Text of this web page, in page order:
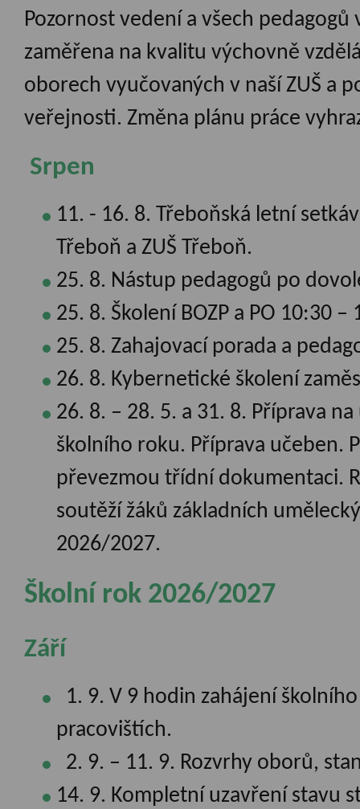
Pozornost vedení a všech
zaměřena na kvalitu výchovně
oborech vyučovaných v naší ZUŠ a
veřejnosti. Změna plánu práce
Srpen
11. - 16. 8. Třeboňská letní
Třeboň a ZUŠ Třeboň.
25. 8. Nástup pedagogů po
25. 8. Školení BOZP a PO 10:30 –
25. 8. Zahajovací porada a
26. 8. Kybernetické školení
26. 8. – 28. 5. a 31. 8. Příprava
školního roku. Příprava učeben.
převezmou třídní dokumentaci.
soutěží žáků základních
2026/2027.
Školní rok 2026/2027
Září
1. 9. V 9 hodin zahájení
pracovištích.
2. 9. – 11. 9. Rozvrhy oborů,
14. 9. Kompletní uzavření stavu